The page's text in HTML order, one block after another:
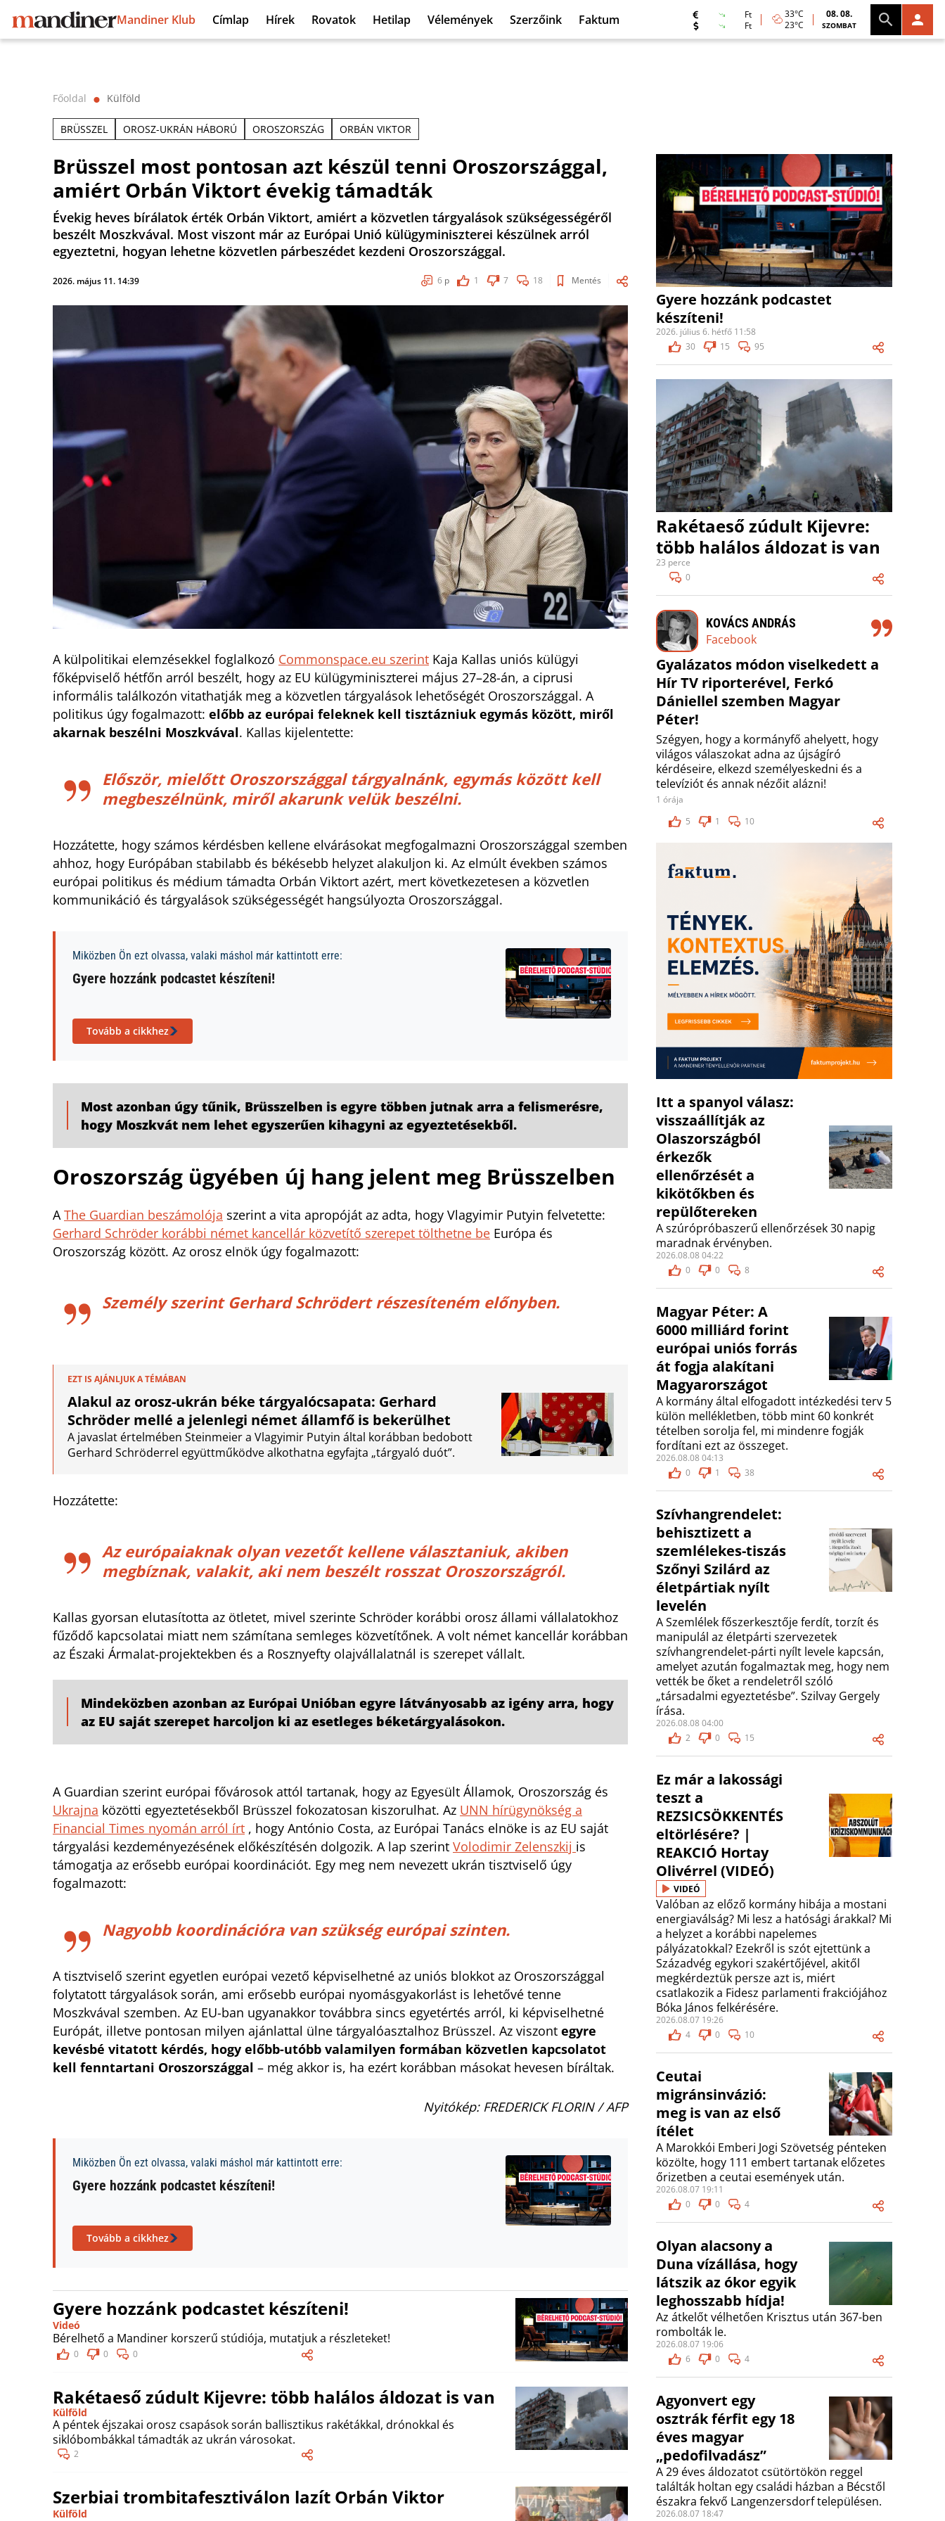
Mandiner Klub Címlap Hírek Rovatok Hetilap Vélemények Szerzőink Faktum
Ft
Ft
33°C
23°C
08. 08.
SZOMBAT
Főoldal ⬤ Külföld
BRÜSSZEL OROSZ-UKRÁN HÁBORÚ OROSZORSZÁG ORBÁN VIKTOR
Brüsszel most pontosan azt készül tenni Oroszországgal,
amiért Orbán Viktort évekig támadták
Évekig heves bírálatok érték Orbán Viktort, amiért a közvetlen tárgyalások szükségességéről
beszélt Moszkvával. Most viszont már az Európai Unió külügyminiszterei készülnek arról
egyeztetni, hogyan lehetne közvetlen párbeszédet kezdeni Oroszországgal.
2026. május 11. 14:39 6 p 1 7 18 Mentés
A külpolitikai elemzésekkel foglalkozó Commonspace.eu szerint Kaja Kallas uniós külügyi
főképviselő hétfőn arról beszélt, hogy az EU külügyminiszterei május 27–28-án, a ciprusi
informális találkozón vitathatják meg a közvetlen tárgyalások lehetőségét Oroszországgal. A
politikus úgy fogalmazott: előbb az európai feleknek kell tisztázniuk egymás között, miről
akarnak beszélni Moszkvával. Kallas kijelentette:
Először, mielőtt Oroszországgal tárgyalnánk, egymás között kell
megbeszélnünk, miről akarunk velük beszélni.
Hozzátette, hogy számos kérdésben kellene elvárásokat megfogalmazni Oroszországgal szemben
ahhoz, hogy Európában stabilabb és békésebb helyzet alakuljon ki. Az elmúlt években számos
európai politikus és médium támadta Orbán Viktort azért, mert következetesen a közvetlen
kommunikáció és tárgyalások szükségességét hangsúlyozta Oroszországgal.
Miközben Ön ezt olvassa, valaki máshol már kattintott erre:
Gyere hozzánk podcastet készíteni!
Tovább a cikkhez
Most azonban úgy tűnik, Brüsszelben is egyre többen jutnak arra a felismerésre,
hogy Moszkvát nem lehet egyszerűen kihagyni az egyeztetésekből.
Oroszország ügyében új hang jelent meg Brüsszelben
A The Guardian beszámolója szerint a vita apropóját az adta, hogy Vlagyimir Putyin felvetette:
Gerhard Schröder korábbi német kancellár közvetítő szerepet tölthetne be Európa és
Oroszország között. Az orosz elnök úgy fogalmazott:
Személy szerint Gerhard Schrödert részesíteném előnyben.
EZT IS AJÁNLJUK A TÉMÁBAN
Alakul az orosz-ukrán béke tárgyalócsapata: Gerhard
Schröder mellé a jelenlegi német államfő is bekerülhet
A javaslat értelmében Steinmeier a Vlagyimir Putyin által korábban bedobott
Gerhard Schröderrel együttműködve alkothatna egyfajta „tárgyaló duót”.
Hozzátette:
Az európaiaknak olyan vezetőt kellene választaniuk, akiben
megbíznak, valakit, aki nem beszélt rosszat Oroszországról.
Kallas gyorsan elutasította az ötletet, mivel szerinte Schröder korábbi orosz állami vállalatokhoz
fűződő kapcsolatai miatt nem számítana semleges közvetítőnek. A volt német kancellár korábban
az Északi Ármalat-projektekben és a Rosznyefty olajvállalatnál is szerepet vállalt.
Mindeközben azonban az Európai Unióban egyre látványosabb az igény arra, hogy
az EU saját szerepet harcoljon ki az esetleges béketárgyalásokon.
A Guardian szerint európai fővárosok attól tartanak, hogy az Egyesült Államok, Oroszország és
Ukrajna közötti egyeztetésekből Brüsszel fokozatosan kiszorulhat. Az UNN hírügynökség a
Financial Times nyomán arról írt , hogy António Costa, az Európai Tanács elnöke is az EU saját
tárgyalási kezdeményezésének előkészítésén dolgozik. A lap szerint Volodimir Zelenszkij is
támogatja az erősebb európai koordinációt. Egy meg nem nevezett ukrán tisztviselő úgy
fogalmazott:
Nagyobb koordinációra van szükség európai szinten.
A tisztviselő szerint egyetlen európai vezető képviselhetné az uniós blokkot az Oroszországgal
folytatott tárgyalások során, ami erősebb európai nyomásgyakorlást is lehetővé tenne
Moszkvával szemben. Az EU-ban ugyanakkor továbbra sincs egyetértés arról, ki képviselhetné
Európát, illetve pontosan milyen ajánlattal ülne tárgyalóasztalhoz Brüsszel. Az viszont egyre
kevésbé vitatott kérdés, hogy előbb-utóbb valamilyen formában közvetlen kapcsolatot
kell fenntartani Oroszországgal – még akkor is, ha ezért korábban másokat hevesen bíráltak.
Nyitókép: FREDERICK FLORIN / AFP
Miközben Ön ezt olvassa, valaki máshol már kattintott erre:
Gyere hozzánk podcastet készíteni!
Tovább a cikkhez
Gyere hozzánk podcastet készíteni!
Videó
Bérelhető a Mandiner korszerű stúdiója, mutatjuk a részleteket!
0 0 0
Rakétaeső zúdult Kijevre: több halálos áldozat is van
Külföld
A péntek éjszakai orosz csapások során ballisztikus rakétákkal, drónokkal és
siklóbombákkal támadták az ukrán városokat.
2
Szerbiai trombitafesztiválon lazít Orbán Viktor
Külföld
Gyere hozzánk podcastet
készíteni!
2026. július 6. hétfő 11:58
30
15 95
Rakétaeső zúdult Kijevre:
több halálos áldozat is van
23 perce
0
KOVÁCS ANDRÁS
Facebook
Gyalázatos módon viselkedett a
Hír TV riporterével, Ferkó
Dániellel szemben Magyar
Péter!
Szégyen, hogy a kormányfő ahelyett, hogy
világos válaszokat adna az újságíró
kérdéseire, elkezd személyeskedni és a
televíziót és annak nézőit alázni!
1 órája
5
1 10
Itt a spanyol válasz:
visszaállítják az
Olaszországból
érkezők
ellenőrzését a
kikötőkben és
repülőtereken
A szúrópróbaszerű ellenőrzések 30 napig
maradnak érvényben.
2026.08.08 04:22
0
0 8
Magyar Péter: A
6000 milliárd forint
európai uniós forrás
át fogja alakítani
Magyarországot
A kormány által elfogadott intézkedési terv 5
külön mellékletben, több mint 60 konkrét
tételben sorolja fel, mi mindenre fogják
fordítani ezt az összeget.
2026.08.08 04:13
0
1 38
Szívhangrendelet:
behisztizett a
szemlélekes-tiszás
Szőnyi Szilárd az
életpártiak nyílt
levelén
A Szemlélek főszerkesztője ferdít, torzít és
manipulál az életpárti szervezetek
szívhangrendelet-párti nyílt levele kapcsán,
amelyet azután fogalmaztak meg, hogy nem
vették be őket a rendeletről szóló
„társadalmi egyeztetésbe”. Szilvay Gergely
írása.
2026.08.08 04:00
2
0 15
Ez már a lakossági
teszt a
REZSICSÖKKENTÉS
eltörlésére? |
REAKCIÓ Hortay
Olivérrel (VIDEÓ)
VIDEÓ
Valóban az előző kormány hibája a mostani
energiaválság? Mi lesz a hatósági árakkal? Mi
a helyzet a korábbi napelemes
pályázatokkal? Ezekről is szót ejtettünk a
Századvég egykori szakértőjével, akitől
megkérdeztük persze azt is, miért
csatlakozik a Fidesz parlamenti frakciójához
Bóka János felkérésére.
2026.08.07 19:26
4
0 10
Ceutai
migránsinvázió:
meg is van az első
ítélet
A Marokkói Emberi Jogi Szövetség pénteken
közölte, hogy 111 embert tartanak előzetes
őrizetben a ceutai események után.
2026.08.07 19:11
0
0 4
Olyan alacsony a
Duna vízállása, hogy
látszik az ókor egyik
leghosszabb hídja!
Az átkelőt vélhetően Krisztus után 367-ben
rombolták le.
2026.08.07 19:06
6
0 4
Agyonvert egy
osztrák férfit egy 18
éves magyar
„pedofilvadász”
A 29 éves áldozatot csütörtökön reggel
találták holtan egy családi házban a Bécstől
északra fekvő Langenzersdorf településen.
2026.08.07 18:47